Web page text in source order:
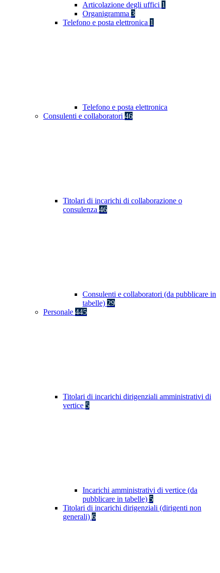
Articolazione degli uffici 1
Organigramma 3
Telefono e posta elettronica 1
Telefono e posta elettronica
Consulenti e collaboratori 46
Titolari di incarichi di collaborazione o
consulenza 46
Consulenti e collaboratori (da pubblicare in
tabelle) 29
Personale 445
Titolari di incarichi dirigenziali amministrativi di
vertice 5
Incarichi amministrativi di vertice (da
pubblicare in tabelle) 5
Titolari di incarichi dirigenziali (dirigenti non
generali) 6